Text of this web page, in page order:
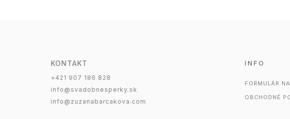
KONTAKT
+421 907 186 828
info@svadobnesperky.sk
info@zuzanabarcakova.com
INFO
FORMULÁR
OBCHODNÉ